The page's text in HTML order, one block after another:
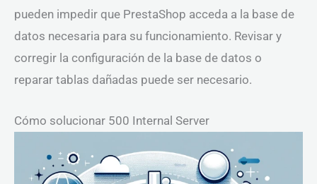
pueden impedir que PrestaShop acceda a la base de
datos necesaria para su funcionamiento. Revisar y
corregir la configuración de la base de datos o
reparar tablas dañadas puede ser necesario.
Cómo solucionar 500 Internal Server